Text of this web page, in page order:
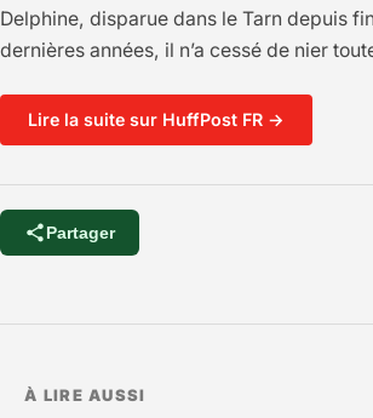
Delphine, disparue dans le Tarn depuis
dernières années, il n’a cessé de nier
Lire la suite sur HuffPost FR →
Partager
À LIRE AUSSI